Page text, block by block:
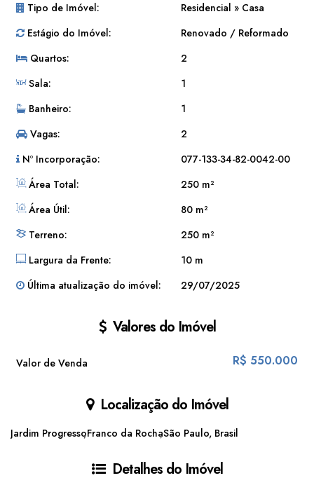
Tipo de Imóvel:
Residencial » Casa
Estágio do Imóvel:
Renovado / Reformado
Quartos:
2
Sala:
1
Banheiro:
1
Vagas:
2
Nº Incorporação:
077-133-34-82-0042-00
Área Total:
250 m²
Área Útil:
80 m²
Terreno:
250 m²
Largura da Frente:
10 m
Última atualização do imóvel:
29/07/2025
Valores do Imóvel
R$ 550.000
Valor de Venda
Localização do Imóvel
Jardim ProgressoFranco da RochaSão Paulo, Brasil
Detalhes do Imóvel